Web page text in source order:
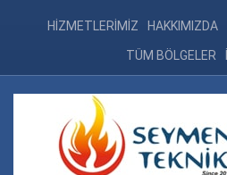
HİZMETLERİMİZ HAKKIMIZDA
TÜM BÖLGELER